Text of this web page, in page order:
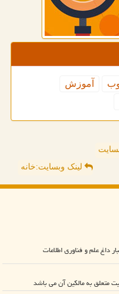
آموزش
لینک وبسایت:خانه
داغ علم و فناوری اطلاعات